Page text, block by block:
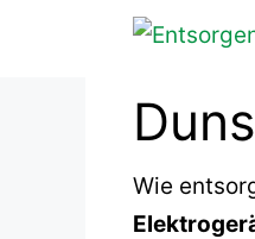
Wie